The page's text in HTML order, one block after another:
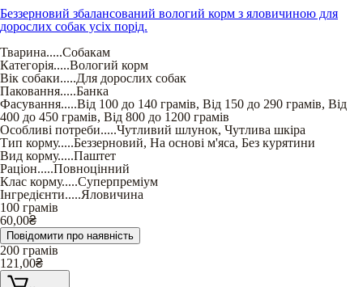
Беззерновий збалансований вологий корм з яловичиною для
дорослих собак усіх порід.
Тварина.....Собакам
Категорія.....Вологий корм
Вік собаки.....Для дорослих собак
Паковання.....Банка
Фасування.....Від 100 до 140 грамів, Від 150 до 290 грамів, Від
400 до 450 грамів, Від 800 до 1200 грамів
Особливі потреби.....Чутливий шлунок, Чутлива шкіра
Тип корму.....Беззерновий, На основі м'яса, Без курятини
Вид корму.....Паштет
Раціон.....Повноцінний
Клас корму.....Суперпреміум
Інгредієнти.....Яловичина
100 грамів
60,00₴
Повідомити про наявність
200 грамів
121,00₴